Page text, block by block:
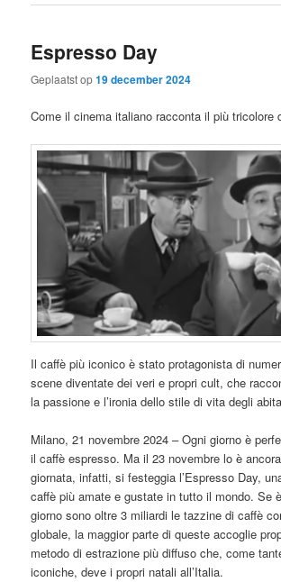
Espresso Day
Geplaatst op19 december 2024
Come il cinema italiano racconta il più tricolore
Il caffè più iconico è stato protagonista di
scene diventate dei veri e propri cult, che
la passione e l’ironia dello stile di vita degli
Milano, 21 novembre 2024 – Ogni giorno è
il caffè espresso. Ma il 23 novembre lo è
giornata, infatti, si festeggia l’Espresso Day,
caffè più amate e gustate in tutto il mondo. Se
giorno sono oltre 3 miliardi le tazzine di caffè
globale, la maggior parte di queste accoglie
metodo di estrazione più diffuso che, come
iconiche, deve i propri natali all’Italia.